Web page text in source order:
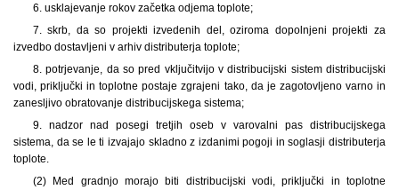
6. usklajevanje rokov začetka odjema toplote;
7. skrb, da so projekti izvedenih del, oziroma dopolnjeni projekti za
izvedbo dostavljeni v arhiv distributerja toplote;
8. potrjevanje, da so pred vključitvijo v distribucijski sistem distribucijski
vodi, priključki in toplotne postaje zgrajeni tako, da je zagotovljeno varno in
zanesljivo obratovanje distribucijskega sistema;
9. nadzor nad posegi tretjih oseb v varovalni pas distribucijskega
sistema, da se le ti izvajajo skladno z izdanimi pogoji in soglasji distributerja
toplote.
(2) Med gradnjo morajo biti distribucijski vodi, priključki in toplotne